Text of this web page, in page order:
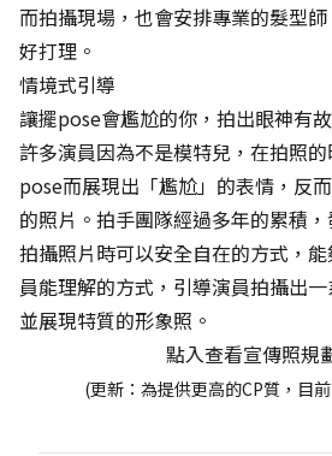
而拍攝現場，也會安排專業的髮型
好打理。
情境式引導
讓擺pose會尷尬的你，拍出眼神有故
許多演員因為不是模特兒，在拍照
pose而展現出「尷尬」的表情，反
的照片。拍手團隊經過多年的累積
拍攝照片時可以安全自在的方式，
員能理解的方式，引導演員拍攝出
並展現特質的形象照。
點入查看宣傳照規
(更新：為提供更高的CP質，目